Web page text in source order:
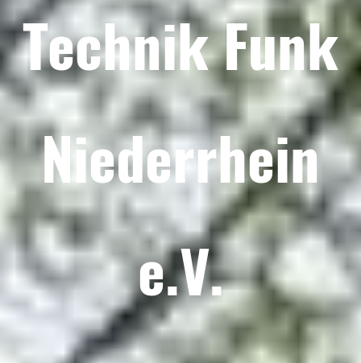
Technik Funk
Niederrhein
e.V.